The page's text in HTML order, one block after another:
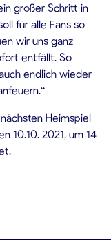
großer Schritt in
für alle Fans so
wir uns ganz
entfällt. So
endlich wieder
Heimspiel
10.10. 2021, um 14